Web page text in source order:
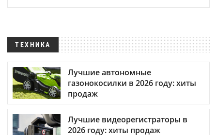
ТЕХНИКА
Лучшие автономные
газонокосилки в 2026 году: хиты
продаж
Лучшие видеорегистраторы в
2026 году: хиты продаж